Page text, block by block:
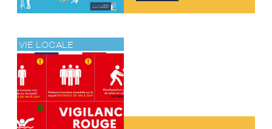
VIE LOCALE